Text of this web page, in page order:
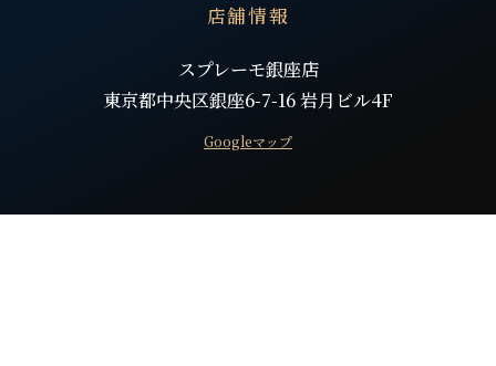
店舗情報
スプレーモ銀座店
東京都中央区銀座6-7-16 岩月ビル4F
Googleマップ